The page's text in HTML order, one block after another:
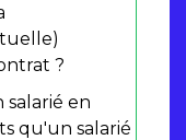
?
salarié en
qu'un salarié